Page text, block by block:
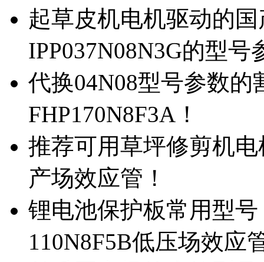
起草皮机电机驱动的
IPP037N08N3G的型号
代换04N08型号参数
FHP170N8F3A！
推荐可用草坪修剪机电
产场效应管！
锂电池保护板常用型号
110N8F5B低压场效应